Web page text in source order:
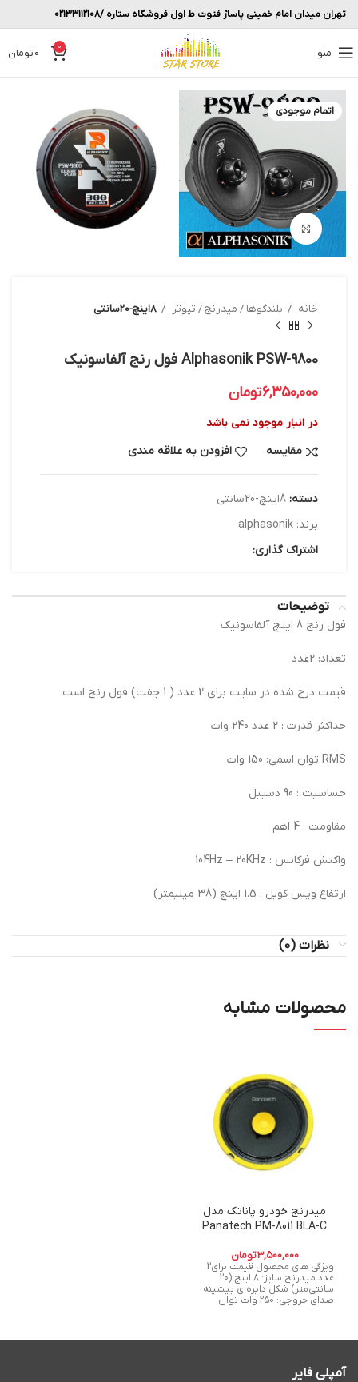
تهران میدان امام خمینی پاساژ فتوت ط اول فروشگاه ستاره /02133112108
منو 0
0تومان
اتمام موجودی
بزرگنمایی تصویر
خانه بلندگوها / میدرنج / تیوتر 8اینچ-20سانتی
Alphasonik PSW-9800 فول رنج آلفاسونیک
6,350,000تومان
در انبار موجود نمی باشد
مقایسه
افزودن به علاقه مندی
دسته: 8اینچ-20سانتی
برند: alphasonik
اشتراک گذاری:
توضیحات
فول رنج 8 اینچ آلفاسونیک
تعداد: 2عدد
قیمت درج شده در سایت برای 2 عدد ( 1 جفت) فول رنج است
حداکثر قدرت : 2 عدد 240 وات
RMS توان اسمی: 150 وات
حساسیت : 90 دسیبل
مقاومت : 4 اهم
واکنش فرکانس : 104Hz – 20KHz
ارتفاع ویس کویل : 1.5 اینچ (38 میلیمتر)
نظرات (0)
محصولات مشابه
میدرنج خودرو پاناتک مدل
Panatech PM-8011 BLA-C
3,500,000تومان
ویژگی های محصول قیمت برای2
عدد میدرنج سایز: 8 اینچ (20
سانتی‌متر) شکل دایره‌ای بیشینه
صدای خروجی: 250 وات توان
آمپلی فایر